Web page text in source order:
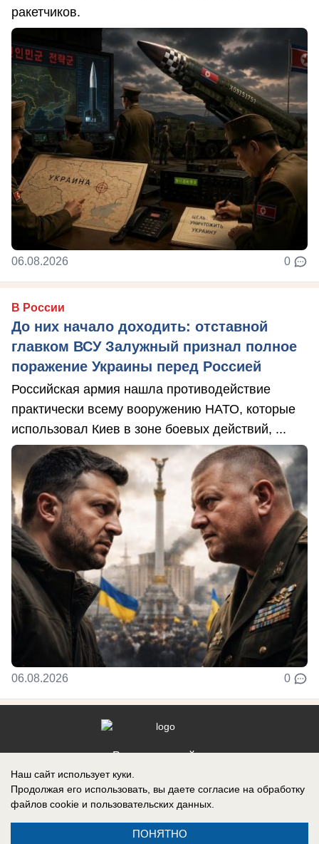
ракетчиков.
06.08.2026 0
В России
До них начало доходить: отставной
главком ВСУ Залужный признал полное
поражение Украины перед Россией
Российская армия нашла противодействие
практически всему вооружению НАТО, которые
использовал Киев в зоне боевых действий, ...
06.08.2026 0
Реклама на сайте
Наш сайт использует куки.
Продолжая его использовать, вы даете согласие на обработку
файлов cookie и пользовательских данных.
ПОНЯТНО